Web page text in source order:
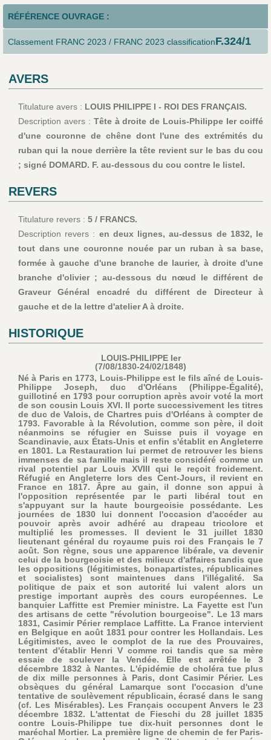
RÉFÉRENCE OUVRAGE :
Classement FRANC 2023 / FRANC 2023 classificationF.324/1
AVERS
Titulature avers : LOUIS PHILIPPE I - ROI DES FRANÇAIS.
Description avers : Tête à droite de Louis-Philippe Ier coiffé
d'une couronne de chêne dont l'une des extrémités du
ruban qui la noue derrière la tête revient sur le bas du cou
; signé DOMARD. F. au-dessous du cou contre le listel.
REVERS
Titulature revers : 5 / FRANCS.
Description revers : en deux lignes, au-dessus de 1832, le
tout dans une couronne nouée par un ruban à sa base,
formée à gauche d'une branche de laurier, à droite d'une
branche d'olivier ; au-dessous du nœud le différent de
Graveur Général encadré du différent de Directeur à
gauche et de la lettre d'atelier A à droite.
HISTORIQUE
LOUIS-PHILIPPE Ier
(7/08/1830-24/02/1848)
Né à Paris en 1773, Louis-Philippe est le fils aîné de Louis-
Philippe Joseph, duc d'Orléans (Philippe-Égalité),
guillotiné en 1793 pour corruption après avoir voté la mort
de son cousin Louis XVI. Il porte successivement les titres
de duc de Valois, de Chartres puis d'Orléans à compter de
1793. Favorable à la Révolution, comme son père, il doit
néanmoins se réfugier en Suisse puis il voyage en
Scandinavie, aux États-Unis et enfin s'établit en Angleterre
en 1801. La Restauration lui permet de retrouver les biens
immenses de sa famille mais il reste considéré comme un
rival potentiel par Louis XVIII qui le reçoit froidement.
Réfugié en Angleterre lors des Cent-Jours, il revient en
France en 1817. Âpre au gain, il donne son appui à
l'opposition représentée par le parti libéral tout en
s'appuyant sur la haute bourgeoisie possédante. Les
journées de 1830 lui donnent l'occasion d'accéder au
pouvoir après avoir adhéré au drapeau tricolore et
multiplié les promesses. Il devient le 31 juillet 1830
lieutenant général du royaume puis roi des Français le 7
août. Son règne, sous une apparence libérale, va devenir
celui de la bourgeoisie et des milieux d'affaires tandis que
les oppositions (légitimistes, bonapartistes, républicaines
et socialistes) sont maintenues dans l'illégalité. Sa
politique de paix et son autorité lui valent alors un
prestige important auprès des cours européennes. Le
banquier Laffitte est Premier ministre. La Fayette est l'un
des artisans de cette "révolution bourgeoise". Le 13 mars
1831, Casimir Périer remplace Laffitte. La France intervient
en Belgique en août 1831 pour contrer les Hollandais. Les
Légitimistes, avec le complot de la rue des Prouvaires,
tentent d'établir Henri V comme roi tandis que sa mère
essaie de soulever la Vendée. Elle est arrêtée le 3
décembre 1832 à Nantes. L'épidémie de choléra tue plus
de dix mille personnes à Paris, dont Casimir Périer. Les
obsèques du général Lamarque sont l'occasion d'une
tentative de soulèvement républicain, écrasé dans le sang
(cf. Les Misérables). Les Français occupent Anvers le 23
décembre 1832. L'attentat de Fieschi du 28 juillet 1835
contre Louis-Philippe tue dix-huit personnes dont le
maréchal Mortier. La première ligne de chemin de fer Paris-